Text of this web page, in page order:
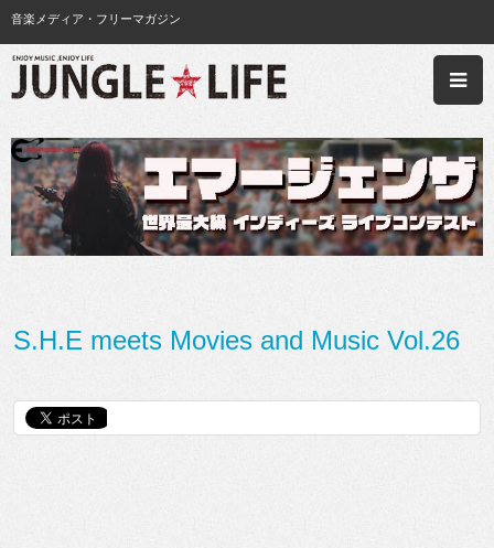
音楽メディア・フリーマガジン
S.H.E meets Movies and Music Vol.26